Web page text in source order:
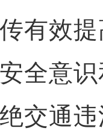
有效
全意
交通